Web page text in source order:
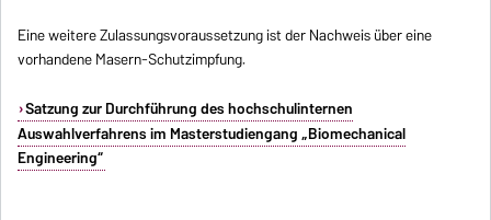
Eine weitere Zulassungsvoraussetzung ist der Nachweis über eine
vorhandene Masern-Schutzimpfung.
Satzung zur Durchführung des hochschulinternen
Auswahlverfahrens im Masterstudiengang „Biomechanical
Engineering“